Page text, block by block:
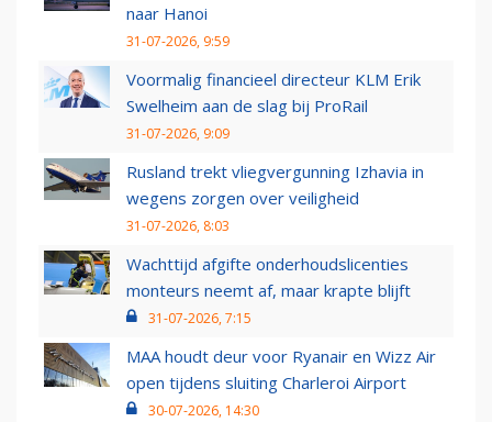
naar Hanoi
31-07-2026, 9:59
Voormalig financieel directeur KLM Erik
Swelheim aan de slag bij ProRail
31-07-2026, 9:09
Rusland trekt vliegvergunning Izhavia in
wegens zorgen over veiligheid
31-07-2026, 8:03
Wachttijd afgifte onderhoudslicenties
monteurs neemt af, maar krapte blijft
31-07-2026, 7:15
MAA houdt deur voor Ryanair en Wizz Air
open tijdens sluiting Charleroi Airport
30-07-2026, 14:30